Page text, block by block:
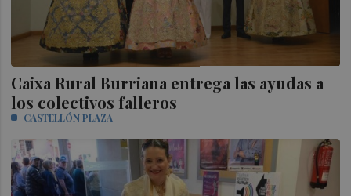
Caixa Rural Burriana entrega las ayudas a
los colectivos falleros
CASTELLÓN PLAZA